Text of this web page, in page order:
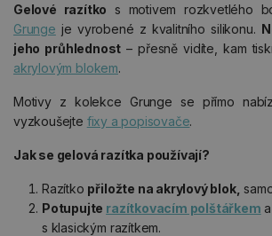
Gelové razítko s motivem rozkvetlého
Grunge je vyrobené z kvalitního silikonu.
jeho průhlednost – přesně vidíte, kam
akrylovým blokem.
Motivy z kolekce Grunge se přímo
vyzkoušejte fixy a popisovače.
Jak se gelová razítka používají?
Razítko přiložte na akrylový blok,
Potupujte razítkovacím polštářkem
s klasickým razítkem.